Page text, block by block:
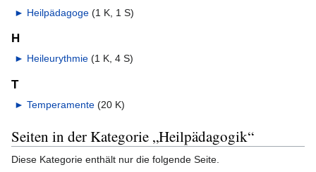
► Heilpädagoge‎ (1 K, 1 S)
H
► Heileurythmie‎ (1 K, 4 S)
T
► Temperamente‎ (20 K)
Seiten in der Kategorie „Heilpädagogik“
Diese Kategorie enthält nur die folgende Seite.